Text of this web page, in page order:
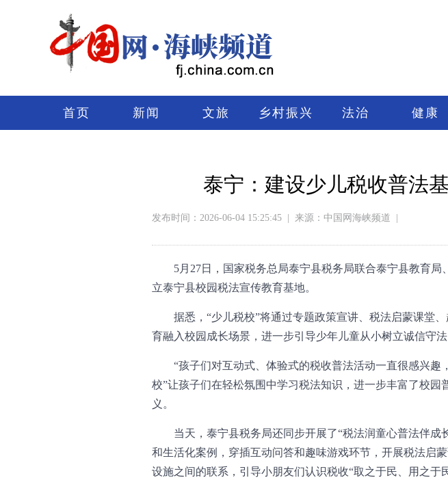
首页 新闻 文旅 乡村振兴 法治 健康
泰宁：建设少儿税收普法
发布时间：2026-06-04 15:25:45 来源：中国网海峡频道
5月27日，国家税务总局泰宁县税务局联合泰宁县教育
立泰宁县校园税法宣传教育基地。
据悉，“少儿税校”将通过专题政策宣讲、税法启蒙课堂
育融入校园成长场景，进一步引导少年儿童从小树立诚信守法
“孩子们对互动式、体验式的税收普法活动一直很感兴
校”让孩子们在轻松氛围中学习税法知识，进一步丰富了校
义。
当天，泰宁县税务局还同步开展了“税法润童心普法伴
和生活化案例，穿插互动问答和趣味游戏环节，开展税法启
设施之间的联系，引导小朋友们认识税收“取之于民、用之于